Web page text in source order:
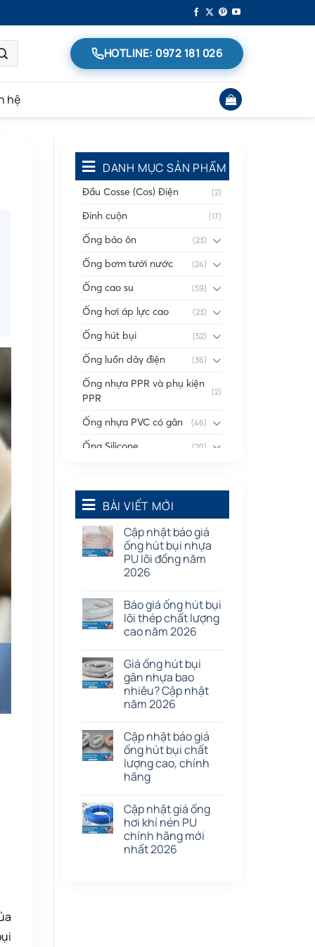
HOTLINE: 0972 181 026
hệ
DANH MỤC SẢN PHẨM
Đầu Cosse (Cos) Điện (2)
Đinh cuộn (17)
Ống bảo ôn (23)
Ống bơm tưới nước (24)
Ống cao su (59)
Ống hơi áp lực cao (23)
Ống hút bụi (52)
Ống luồn dây điện (36)
Ống nhựa PPR và phụ kiện
PPR
(2)
Ống nhựa PVC có gân (46)
Ống Silicone (20)
Phụ kiện nối
Quạt dân dụng (91)
Tấm cao su
BÀI VIẾT MỚI
Cập nhật báo giá
ống hút bụi nhựa
PU lõi đồng năm
2026
Báo giá ống hút bụi
lõi thép chất lượng
cao năm 2026
Giá ống hút bụi
gân nhựa bao
nhiêu? Cập nhật
năm 2026
Cập nhật báo giá
ống hút bụi chất
lượng cao, chính
hãng
Cập nhật giá ống
hơi khí nén PU
chính hãng mới
nhất 2026